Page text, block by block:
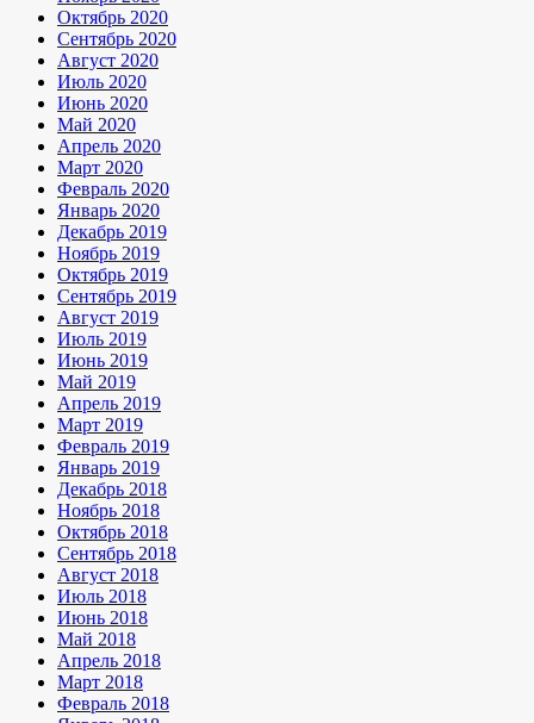
Октябрь 2020
Сентябрь 2020
Август 2020
Июль 2020
Июнь 2020
Май 2020
Апрель 2020
Март 2020
Февраль 2020
Январь 2020
Декабрь 2019
Ноябрь 2019
Октябрь 2019
Сентябрь 2019
Август 2019
Июль 2019
Июнь 2019
Май 2019
Апрель 2019
Март 2019
Февраль 2019
Январь 2019
Декабрь 2018
Ноябрь 2018
Октябрь 2018
Сентябрь 2018
Август 2018
Июль 2018
Июнь 2018
Май 2018
Апрель 2018
Март 2018
Февраль 2018